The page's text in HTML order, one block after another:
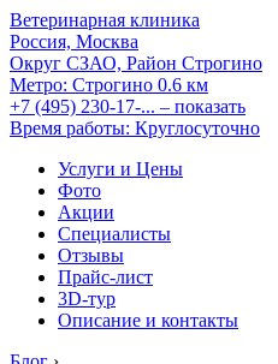
Ветеринарная клиника
Россия, Москва
Округ СЗАО, Район Строгино
Метро: Строгино 0.6 км
+7 (495) 230-17-... – показать
Время работы: Круглосуточно
Услуги и Цены
Фото
Акции
Специалисты
Отзывы
Прайс-лист
3D-тур
Описание и контакты